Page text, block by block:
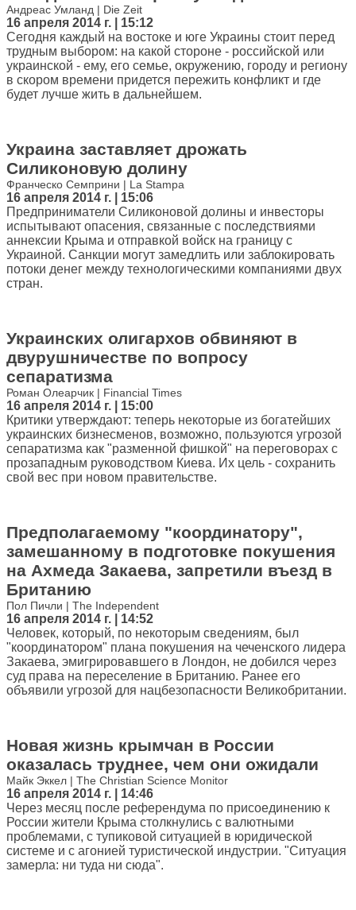
Андреас Умланд | Die Zeit
16 апреля 2014 г. | 15:12
Сегодня каждый на востоке и юге Украины стоит перед
трудным выбором: на какой стороне - российской или
украинской - ему, его семье, окружению, городу и региону
в скором времени придется пережить конфликт и где
будет лучше жить в дальнейшем.
Украина заставляет дрожать
Силиконовую долину
Франческо Семприни | La Stampa
16 апреля 2014 г. | 15:06
Предприниматели Силиконовой долины и инвесторы
испытывают опасения, связанные с последствиями
аннексии Крыма и отправкой войск на границу с
Украиной. Санкции могут замедлить или заблокировать
потоки денег между технологическими компаниями двух
стран.
Украинских олигархов обвиняют в
двурушничестве по вопросу
сепаратизма
Роман Олеарчик | Financial Times
16 апреля 2014 г. | 15:00
Критики утверждают: теперь некоторые из богатейших
украинских бизнесменов, возможно, пользуются угрозой
сепаратизма как "разменной фишкой" на переговорах с
прозападным руководством Киева. Их цель - сохранить
свой вес при новом правительстве.
Предполагаемому "координатору",
замешанному в подготовке покушения
на Ахмеда Закаева, запретили въезд в
Британию
Пол Пичли | The Independent
16 апреля 2014 г. | 14:52
Человек, который, по некоторым сведениям, был
"координатором" плана покушения на чеченского лидера
Закаева, эмигрировавшего в Лондон, не добился через
суд права на переселение в Британию. Ранее его
объявили угрозой для нацбезопасности Великобритании.
Новая жизнь крымчан в России
оказалась труднее, чем они ожидали
Майк Эккел | The Christian Science Monitor
16 апреля 2014 г. | 14:46
Через месяц после референдума по присоединению к
России жители Крыма столкнулись с валютными
проблемами, с тупиковой ситуацией в юридической
системе и с агонией туристической индустрии. "Ситуация
замерла: ни туда ни сюда".